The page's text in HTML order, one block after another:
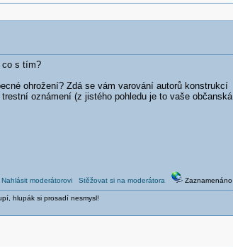
co s tím?
ohrožení? Zdá se vám varování autorů konstrukcí
oznámení (z jistého pohledu je to vaše občanská
Nahlásit moderátorovi Stěžovat si na moderátora Zaznamenáno
hlupák si prosadí nesmysl!